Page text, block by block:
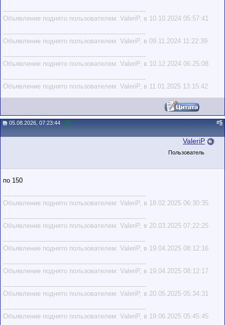
-----------------------------------------------------------------------
Объявление поднято пользователем: ValeriP, в 10.10.2024 05:57:41
-----------------------------------------------------------------------
Объявление поднято пользователем: ValeriP, в 09.11.2024 11:22:39
-----------------------------------------------------------------------
Объявление поднято пользователем: ValeriP, в 10.12.2024 06:25:08
-----------------------------------------------------------------------
Объявление поднято пользователем: ValeriP, в 11.01.2025 13:15:42
05.08.2026, 07:23:44 #5
ValeriP
Пользователь
по 150
-----------------------------------------------------------------------
Объявление поднято пользователем: ValeriP, в 18.02.2025 06:30:35
-----------------------------------------------------------------------
Объявление поднято пользователем: ValeriP, в 20.03.2025 07:22:25
-----------------------------------------------------------------------
Объявление поднято пользователем: ValeriP, в 19.04.2025 08:12:16
-----------------------------------------------------------------------
Объявление поднято пользователем: ValeriP, в 19.04.2025 08:12:17
-----------------------------------------------------------------------
Объявление поднято пользователем: ValeriP, в 20.05.2025 05:34:31
-----------------------------------------------------------------------
Объявление поднято пользователем: ValeriP, в 19.06.2025 05:45:45